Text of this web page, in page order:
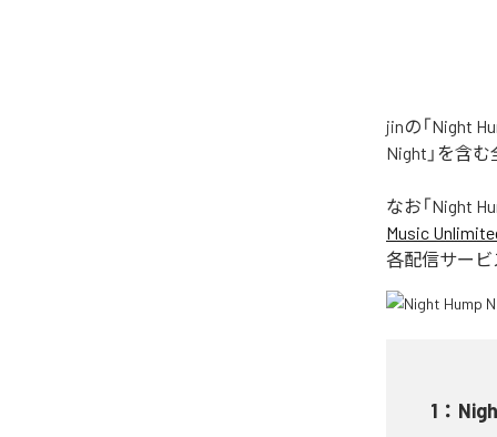
jinの「Night
Night」を含
なお「Night
Music
各配信サービ
1 ：